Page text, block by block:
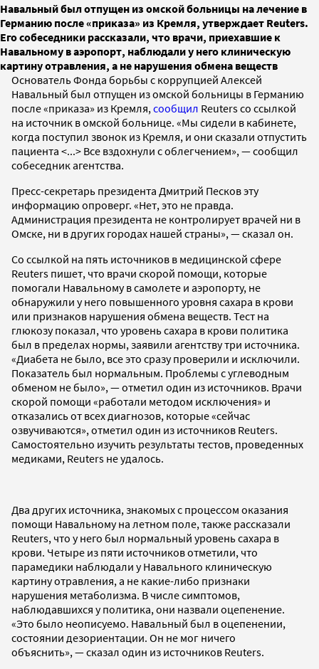
Навальный был отпущен из омской больницы на лечение в
Германию после «приказа» из Кремля, утверждает Reuters.
Его собеседники рассказали, что врачи, приехавшие к
Навальному в аэропорт, наблюдали у него клиническую
картину отравления, а не нарушения обмена веществ
Основатель Фонда борьбы с коррупцией Алексей
Навальный был отпущен из омской больницы в Германию
после «приказа» из Кремля, сообщил Reuters со ссылкой
на источник в омской больнице. «Мы сидели в кабинете,
когда поступил звонок из Кремля, и они сказали отпустить
пациента <...> Все вздохнули с облегчением», — сообщил
собеседник агентства.
Пресс-секретарь президента Дмитрий Песков эту
информацию опроверг. «Нет, это не правда.
Администрация президента не контролирует врачей ни в
Омске, ни в других городах нашей страны», — сказал он.
Со ссылкой на пять источников в медицинской сфере
Reuters пишет, что врачи скорой помощи, которые
помогали Навальному в самолете и аэропорту, не
обнаружили у него повышенного уровня сахара в крови
или признаков нарушения обмена веществ. Тест на
глюкозу показал, что уровень сахара в крови политика
был в пределах нормы, заявили агентству три источника.
«Диабета не было, все это сразу проверили и исключили.
Показатель был нормальным. Проблемы с углеводным
обменом не было», — отметил один из источников. Врачи
скорой помощи «работали методом исключения» и
отказались от всех диагнозов, которые «сейчас
озвучиваются», отметил один из источников Reuters.
Самостоятельно изучить результаты тестов, проведенных
медиками, Reuters не удалось.
Два других источника, знакомых с процессом оказания
помощи Навальному на летном поле, также рассказали
Reuters, что у него был нормальный уровень сахара в
крови. Четыре из пяти источников отметили, что
парамедики наблюдали у Навального клиническую
картину отравления, а не какие-либо признаки
нарушения метаболизма. В числе симптомов,
наблюдавшихся у политика, они назвали оцепенение.
«Это было неописуемо. Навальный был в оцепенении,
состоянии дезориентации. Он не мог ничего
объяснить», — сказал один из источников Reuters.